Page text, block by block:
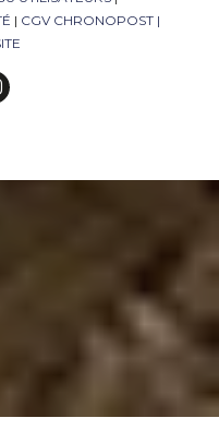
| CGV CHRONOPOST |